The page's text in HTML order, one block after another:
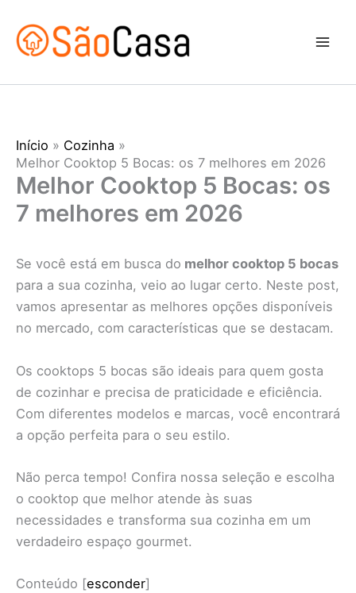
para
Início
Cozinha
Melhor Cooktop 5 Bocas: os 7 melhores em 2026
Melhor Cooktop 5 Bocas: os
7 melhores em 2026
Se você está em busca do melhor cooktop 5 bocas
para a sua cozinha, veio ao lugar certo. Neste post,
vamos apresentar as melhores opções disponíveis
no mercado, com características que se destacam.
Os cooktops 5 bocas são ideais para quem gosta
de cozinhar e precisa de praticidade e eficiência.
Com diferentes modelos e marcas, você encontrará
a opção perfeita para o seu estilo.
Não perca tempo! Confira nossa seleção e escolha
o cooktop que melhor atende às suas
necessidades e transforma sua cozinha em um
verdadeiro espaço gourmet.
Conteúdo [esconder]